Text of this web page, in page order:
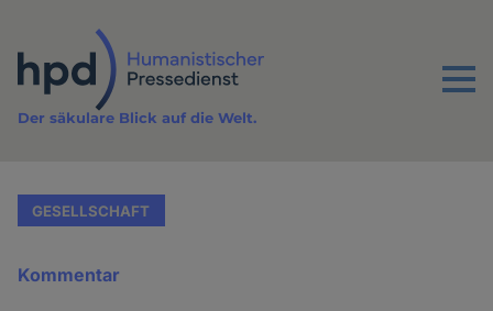
Inhalt
Menu
Der säkulare Blick auf die Welt.
GESELLSCHAFT
Kommentar